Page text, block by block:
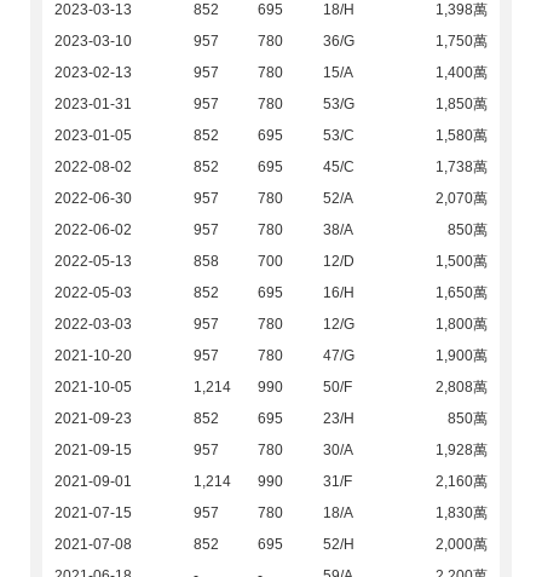
2023-03-13 852 695 18/H
1,398萬
2023-03-10
957 780 36/G
1,750萬
2023-02-13
957 780 15/A
1,400萬
2023-01-31
957 780 53/G
1,850萬
2023-01-05
852 695 53/C
1,580萬
2022-08-02
852 695 45/C
1,738萬
2022-06-30
957 780 52/A
2,070萬
2022-06-02
957 780 38/A
850萬
2022-05-13
858 700 12/D
1,500萬
2022-05-03
852 695 16/H
1,650萬
2022-03-03
957 780 12/G
1,800萬
2021-10-20
957 780 47/G
1,900萬
2021-10-05
1,214 990 50/F
2,808萬
2021-09-23
852 695 23/H
850萬
2021-09-15
957 780 30/A
1,928萬
2021-09-01
1,214 990 31/F
2,160萬
2021-07-15
957 780 18/A
1,830萬
2021-07-08
852 695 52/H
2,000萬